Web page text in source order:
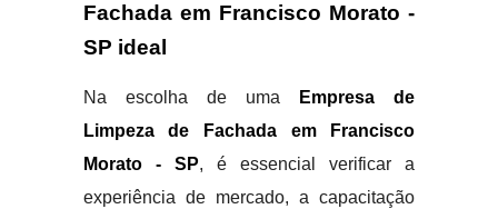
Fachada em Francisco Morato -
SP ideal
Na escolha de uma
Empresa de
Limpeza de Fachada em Francisco
Morato - SP, é essencial verificar a
experiência de mercado, a capacitação